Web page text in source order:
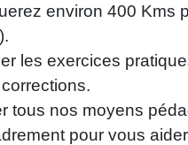
environ 400 Kms
les exercices
tous nos moyens
pour vous